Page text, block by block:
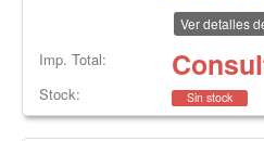
Ver detalles
Imp. Total:
Stock: Sin stock